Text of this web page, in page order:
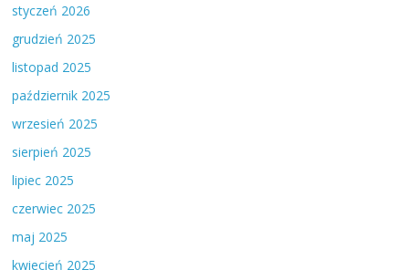
styczeń 2026
grudzień 2025
listopad 2025
październik 2025
wrzesień 2025
sierpień 2025
lipiec 2025
czerwiec 2025
maj 2025
kwiecień 2025